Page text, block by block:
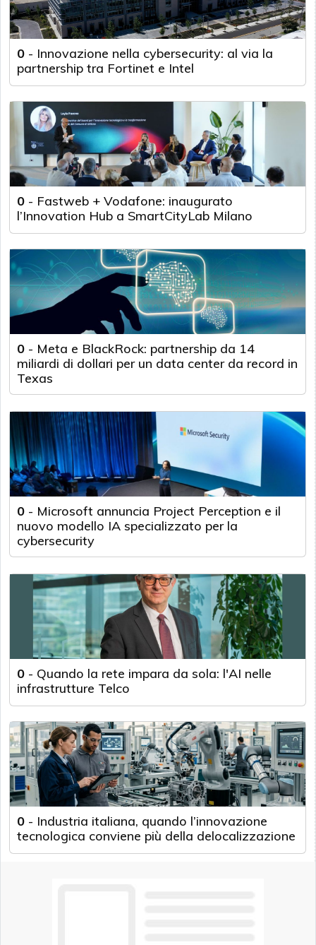
0 - Innovazione nella cybersecurity: al via la
partnership tra Fortinet e Intel
0 - Fastweb + Vodafone: inaugurato
l’Innovation Hub a SmartCityLab Milano
0 - Meta e BlackRock: partnership da 14
miliardi di dollari per un data center da record in
Texas
0 - Microsoft annuncia Project Perception e il
nuovo modello IA specializzato per la
cybersecurity
0 - Quando la rete impara da sola: l'AI nelle
infrastrutture Telco
0 - Industria italiana, quando l’innovazione
tecnologica conviene più della delocalizzazione